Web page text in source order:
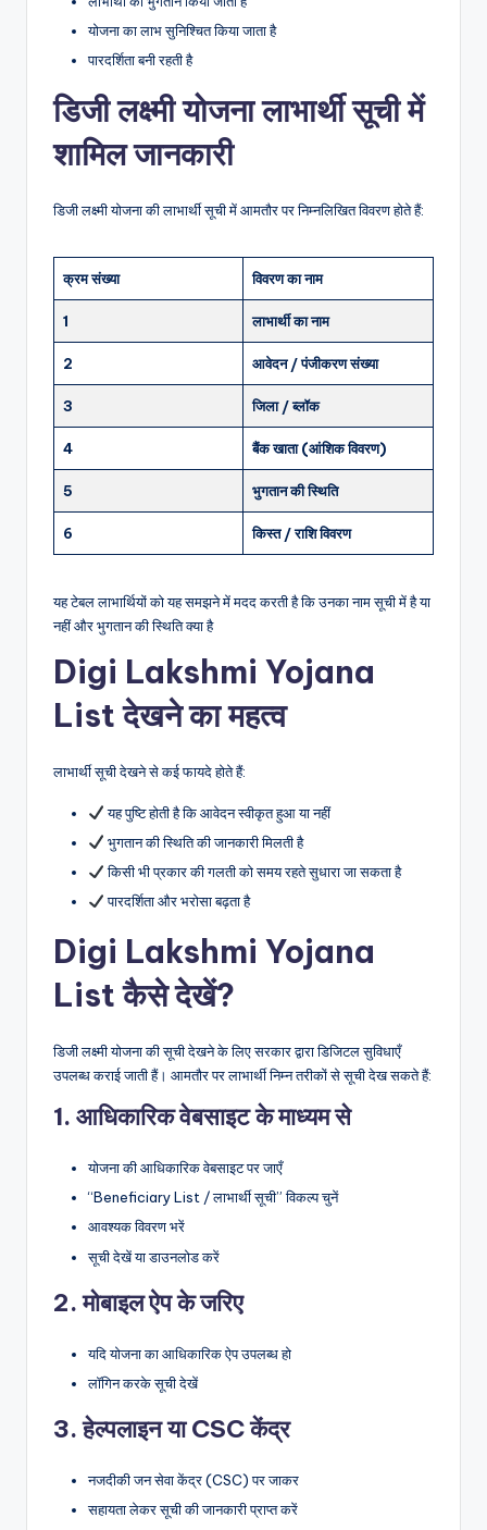
योजना का लाभ सुनिश्चित किया जाता है
पारदर्शिता बनी रहती है
डिजी लक्ष्मी योजना लाभार्थी सूची में
शामिल जानकारी
डिजी लक्ष्मी योजना की लाभार्थी सूची में आमतौर पर निम्नलिखित विवरण होते हैं:
क्रम संख्या विवरण का नाम
1 लाभार्थी का नाम
2 आवेदन / पंजीकरण संख्या
3 जिला / ब्लॉक
4 बैंक खाता (आंशिक विवरण)
5 भुगतान की स्थिति
6 किस्त / राशि विवरण
यह टेबल लाभार्थियों को यह समझने में मदद करती है कि उनका नाम सूची में है या
नहीं और भुगतान की स्थिति क्या है
Digi Lakshmi Yojana
List देखने का महत्व
लाभार्थी सूची देखने से कई फायदे होते हैं:
यह पुष्टि होती है कि आवेदन स्वीकृत हुआ या नहीं
भुगतान की स्थिति की जानकारी मिलती है
किसी भी प्रकार की गलती को समय रहते सुधारा जा सकता है
पारदर्शिता और भरोसा बढ़ता है
Digi Lakshmi Yojana
List कैसे देखें?
डिजी लक्ष्मी योजना की सूची देखने के लिए सरकार द्वारा डिजिटल सुविधाएँ
उपलब्ध कराई जाती हैं। आमतौर पर लाभार्थी निम्न तरीकों से सूची देख सकते हैं:
1. आधिकारिक वेबसाइट के माध्यम से
योजना की आधिकारिक वेबसाइट पर जाएँ
“Beneficiary List / लाभार्थी सूची” विकल्प चुनें
आवश्यक विवरण भरें
सूची देखें या डाउनलोड करें
2. मोबाइल ऐप के जरिए
यदि योजना का आधिकारिक ऐप उपलब्ध हो
लॉगिन करके सूची देखें
3. हेल्पलाइन या CSC केंद्र
नजदीकी जन सेवा केंद्र (CSC) पर जाकर
सहायता लेकर सूची की जानकारी प्राप्त करें